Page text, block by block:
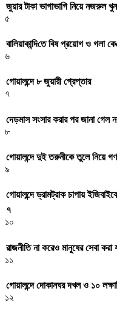
জুয়ার টাকা ভাগাভাগি নিয়ে নজরুল
৫
বা‌লিয়াকা‌ন্দি‌তে বিষ প্রয়োগ ও গলা
৬
গোয়ালন্দে ৮ জুয়ারী গ্রেপ্তার
৭
দেড়মাস সংসার করার পর জানা
৮
গোয়ালন্দে দুই তরুনীকে তুলে নিয়ে
৯
গোয়ালন্দে ড্রামট্রাক চাপায়
৭
১০
রাজনীতি না করেও মানুষের সেবা
১১
গোয়ালন্দে দোকানঘর দখল ও ১০
১২